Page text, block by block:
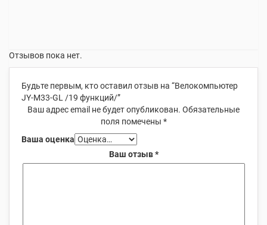
Отзывов пока нет.
Будьте первым, кто оставил отзыв на “Велокомпьютер
JY-M33-GL /19 функций/”
Ваш адрес email не будет опубликован. Обязательные
поля помечены *
Ваша оценка
Ваш отзыв*